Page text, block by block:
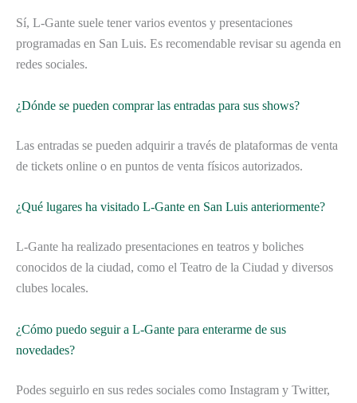
Sí, L-Gante suele tener varios eventos y presentaciones
programadas en San Luis. Es recomendable revisar su agenda en
redes sociales.
¿Dónde se pueden comprar las entradas para sus shows?
Las entradas se pueden adquirir a través de plataformas de venta
de tickets online o en puntos de venta físicos autorizados.
¿Qué lugares ha visitado L-Gante en San Luis anteriormente?
L-Gante ha realizado presentaciones en teatros y boliches
conocidos de la ciudad, como el Teatro de la Ciudad y diversos
clubes locales.
¿Cómo puedo seguir a L-Gante para enterarme de sus
novedades?
Podes seguirlo en sus redes sociales como Instagram y Twitter,